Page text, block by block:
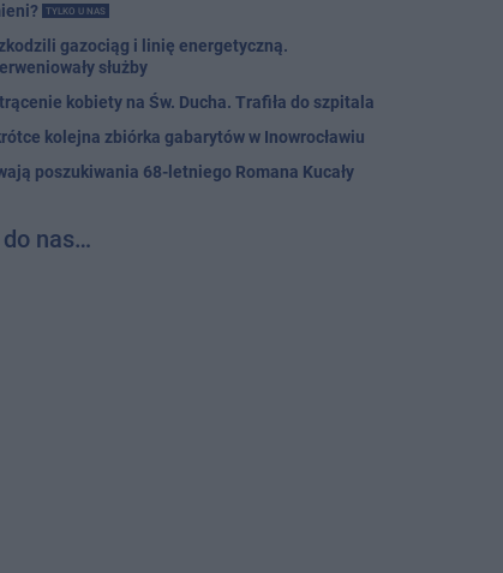
TYLKO U NAS
gazociąg i linię energetyczną.
służby
kobiety na Św. Ducha. Trafiła do szpitala
kolejna zbiórka gabarytów w Inowrocławiu
poszukiwania 68-letniego Romana Kucały
do nas…